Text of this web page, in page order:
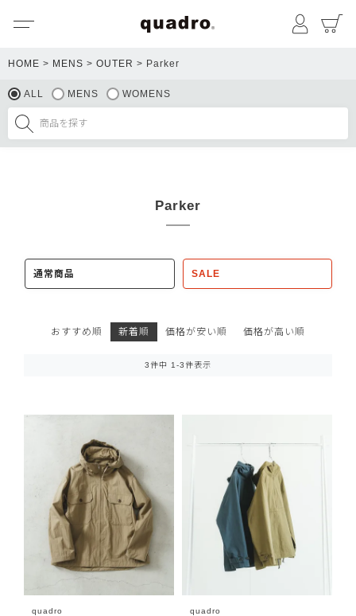
マイペ
HOME MENS OUTER Parker
ALL MENS WOMENS
Parker
通常商品 SALE
おすすめ順 新着順 価格が安い順 価格が高い順
3件中 1 -3件表示
quadro quadro